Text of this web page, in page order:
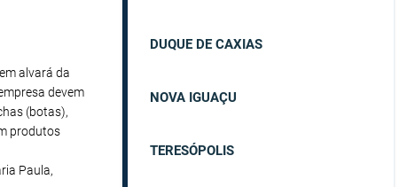
alvará da
devem
(botas),
produtos
Paula,
DUQUE DE CAXIAS
NOVA IGUAÇU
TERESÓPOLIS